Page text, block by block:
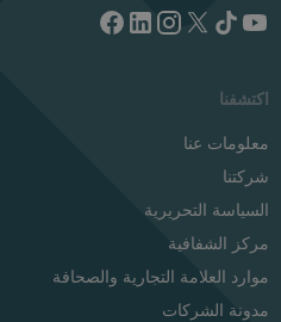
اكتشفنا
معلومات عنا
شركتنا
السياسة التحريرية
مركز الشفافية
موارد العلامة التجارية والصحافة
مدونة الشركات